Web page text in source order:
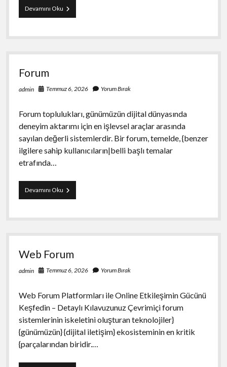
Devamını OkuCesme
Gezi
Plajlar
Alacati
Forum
admin Temmuz 6, 2026 Yorum Bırak
Forum toplulukları, günümüzün dijital dünyasında
deneyim aktarımı için en işlevsel araçlar arasında
sayılan değerli sistemlerdir. Bir forum, temelde, {benzer
ilgilere sahip kullanıcıların|belli başlı temalar
etrafında…
Devamını OkuForum
Web Forum
admin Temmuz 6, 2026 Yorum Bırak
Web Forum Platformları ile Online Etkileşimin Gücünü
Keşfedin – Detaylı Kılavuzunuz Çevrimiçi forum
sistemlerinin iskeletini oluşturan teknolojiler}
{günümüzün} {dijital iletişim} ekosisteminin en kritik
{parçalarından biridir.…